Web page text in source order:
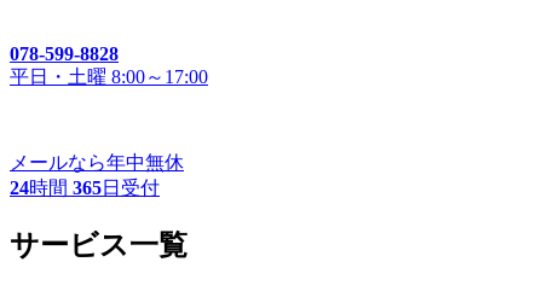
078-599-8828
平日・土曜 8:00～17:00
メールなら年中無休
24時間 365日受付
サービス一覧